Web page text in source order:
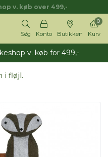
v. køb over 499,-
Søg Konto Butikken Kurv
0
v. køb for 499,-
i fløjl.